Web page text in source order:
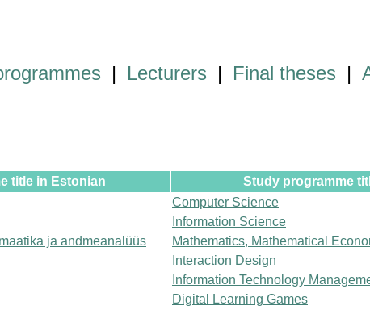
| Lecturers | Final theses |
title in Estonian
Study programme
Computer Science
Information Science
ja andmeanalüüs
Mathematics, Mathematical
Interaction Design
Information Technology
Digital Learning Games